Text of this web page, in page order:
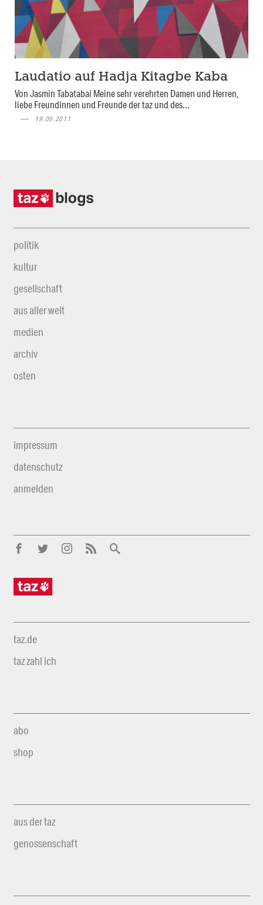
Laudatio auf Hadja Kitagbe Kaba
Von Jasmin Tabatabai Meine sehr verehrten Damen und Herren,
liebe Freundinnen und Freunde der taz und des...
19.09.2011
politik
kultur
gesellschaft
aus aller welt
medien
archiv
osten
impressum
datenschutz
anmelden
taz.de
taz zahl ich
abo
shop
aus der taz
genossenschaft